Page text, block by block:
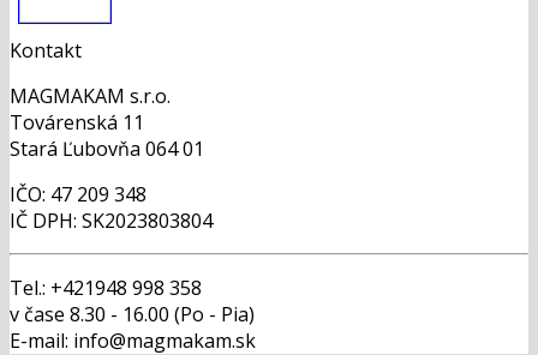
Kontakt
MAGMAKAM s.r.o.
Továrenská 11
Stará Ľubovňa 064 01
IČO: 47 209 348
IČ DPH: SK2023803804
Tel.: +421948 998 358
v čase 8.30 - 16.00 (Po - Pia)
E-mail: info@magmakam.sk